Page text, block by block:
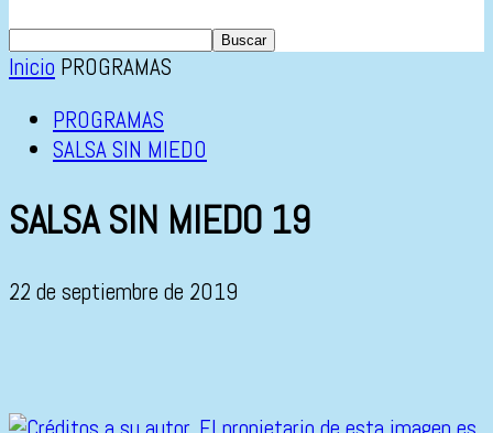
Inicio PROGRAMAS
PROGRAMAS
SALSA SIN MIEDO
SALSA SIN MIEDO 19
22 de septiembre de 2019